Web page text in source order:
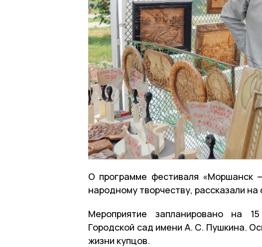
О программе фестиваля «Моршанск
народному творчеству, рассказали на
Мероприятие запланировано на
Городской сад имени А. С. Пушкина.
жизни купцов.